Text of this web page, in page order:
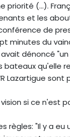
priorité (...).
et les
de
minutes du
dénoncé
qu'elle
Lazartigue sont
si ce n'est
règles: "Il y a